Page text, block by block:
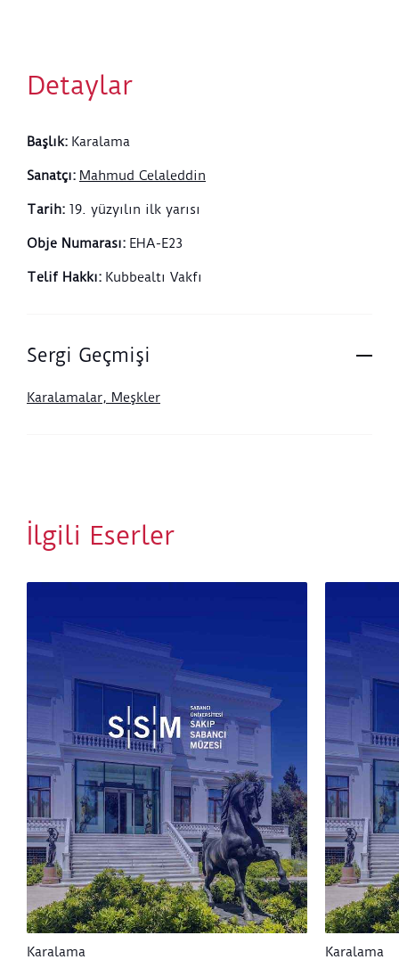
Detaylar
Başlık: Karalama
Sanatçı: Mahmud Celaleddin
Tarih: 19. yüzyılın ilk yarısı
Obje Numarası: EHA-E23
Telif Hakkı: Kubbealtı Vakfı
Sergi Geçmişi
Karalamalar, Meşkler
İlgili Eserler
Karalama Karalama